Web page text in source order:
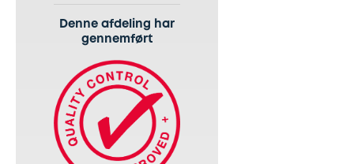
Denne afdeling har
gennemført